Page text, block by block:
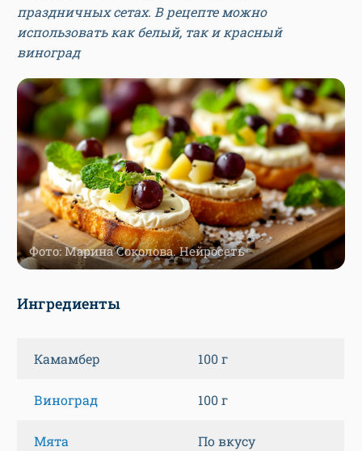
праздничных сетах. В рецепте можно
использовать как белый, так и красный
виноград
Фото: Марина Соколова. Нейросеть
Ингредиенты
Камамбер 100 г
Виноград 100 г
Мята По вкусу